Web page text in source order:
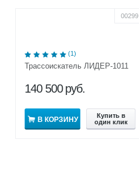
00299
(1)
Трассоискатель ЛИДЕР-1011
140 500 руб.
В КОРЗИНУ
Купить в
один клик